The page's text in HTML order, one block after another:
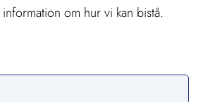
om hur vi kan bistå.